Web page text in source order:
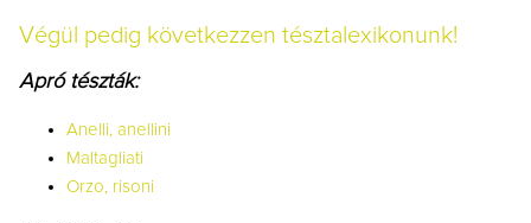
Végül pedig következzen tésztalexikonunk!
Apró tészták:
Anelli, anellini
Maltagliati
Orzo, risoni